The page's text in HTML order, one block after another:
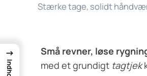
Stærke tage, solidt
Små revner, løse
med et grundigt tagtjek
→